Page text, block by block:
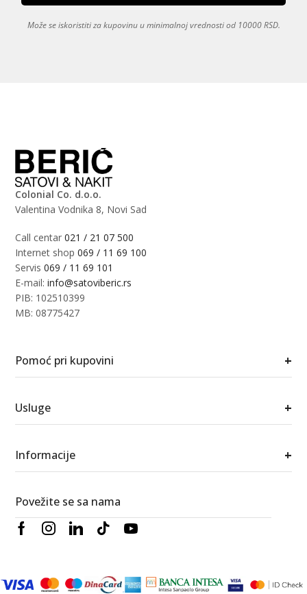
Može se iskoristiti za kupovinu u minimalnoj vrednosti od 10000 RSD.
Colonial Co. d.o.o.
Valentina Vodnika 8, Novi Sad
Call centar021 / 21 07 500
Internet shop069 / 11 69 100
Servis069 / 11 69 101
E-mail:info@satoviberic.rs
PIB: 102510399
MB: 08775427
Pomoć pri kupovini +
Usluge +
Informacije +
Povežite se sa nama